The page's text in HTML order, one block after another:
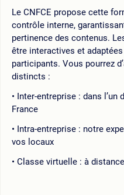
Le CNFCE propose cette
contrôle interne,
pertinence des contenus.
être interactives et
participants. Vous pourrez
distincts :
Inter-entreprise : dans
France
Intra-entreprise : notre
vos locaux
Classe virtuelle : à